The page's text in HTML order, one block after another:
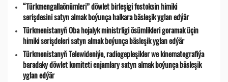
“Türkmengallaönümleri” döwlet birleşigi fostoksin himiki
serişdesini satyn almak boýunça halkara bäsleşik yglan edýär
Türkmenistanyň Oba hojalyk ministrligi ösümlikleri goramak üçin
himiki serişdeleri satyn almak boýunça bäsleşik yglan edýär
Türkmenistanyň Telewideniýe, radio­gepleşikler we kinematografiýa
baradaky döwlet komiteti enjamlary satyn almak boýunça bäsleşik
yglan edýär